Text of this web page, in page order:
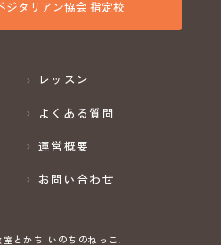
ジタリアン協会 指定校
レッスン
よくある質問
運営概要
お問い合わせ
とかち いのちのねっこ.